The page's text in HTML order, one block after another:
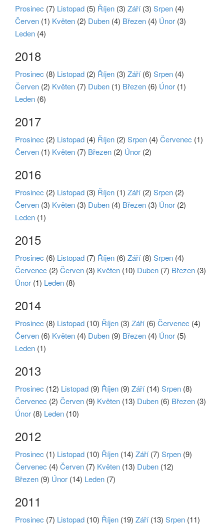
Prosinec (7) Listopad (5) Říjen (3) Září(3) Srpen (4)
Červen (1) Květen (2) Duben (4) Březen (4) Únor (3)
Leden (4)
2018
Prosinec (8) Listopad (2) Říjen (3) Září(6) Srpen (4)
Červen (2) Květen (7) Duben (1) Březen (6) Únor (1)
Leden (6)
2017
Prosinec (2) Listopad (4) Říjen (2) Srpen (4) Červenec (1)
Červen (1) Květen (7) Březen (2) Únor (2)
2016
Prosinec (2) Listopad (3) Říjen (1) Září(2) Srpen (2)
Červen (3) Květen (3) Duben (4) Březen (3) Únor (2)
Leden (1)
2015
Prosinec (6) Listopad (7) Říjen (6) Září(8) Srpen (4)
Červenec (2) Červen (3) Květen (10) Duben (7) Březen (3)
Únor (1) Leden (8)
2014
Prosinec (8) Listopad (10) Říjen (3) Září(6) Červenec (4)
Červen (6) Květen (4) Duben (9) Březen (4) Únor (5)
Leden (1)
2013
Prosinec (12) Listopad (9) Říjen (9) Září(14) Srpen (8)
Červenec (2) Červen (9) Květen (13) Duben (6) Březen (3)
Únor (8) Leden (10)
2012
Prosinec (1) Listopad (10) Říjen (14) Září(7) Srpen (9)
Červenec (4) Červen (7) Květen (13) Duben (12)
Březen (9) Únor (14) Leden (7)
2011
Prosinec (7) Listopad (10) Říjen (19) Září(13) Srpen (11)